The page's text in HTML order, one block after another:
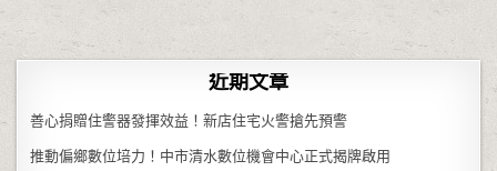
近期文章
善心捐贈住警器發揮效益！新店住宅火警搶先預警
推動偏鄉數位培力！中市清水數位機會中心正式揭牌啟用